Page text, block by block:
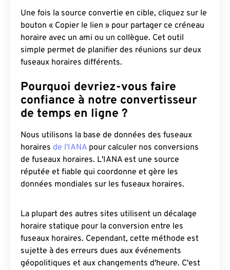
Une fois la source convertie en cible, cliquez sur le
bouton « Copier le lien » pour partager ce créneau
horaire avec un ami ou un collègue. Cet outil
simple permet de planifier des réunions sur deux
fuseaux horaires différents.
Pourquoi devriez-vous faire
confiance à notre convertisseur
de temps en ligne ?
Nous utilisons la base de données des fuseaux
horaires de l'IANA pour calculer nos conversions
de fuseaux horaires. L'IANA est une source
réputée et fiable qui coordonne et gère les
données mondiales sur les fuseaux horaires.
La plupart des autres sites utilisent un décalage
horaire statique pour la conversion entre les
fuseaux horaires. Cependant, cette méthode est
sujette à des erreurs dues aux événements
géopolitiques et aux changements d'heure. C'est